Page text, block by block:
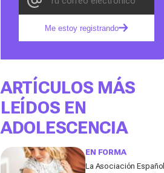
Me estoy registrando
ARTÍCULOS MÁS
LEÍDOS EN
ADOLESCENCIA
EN FORMA
La Asociación